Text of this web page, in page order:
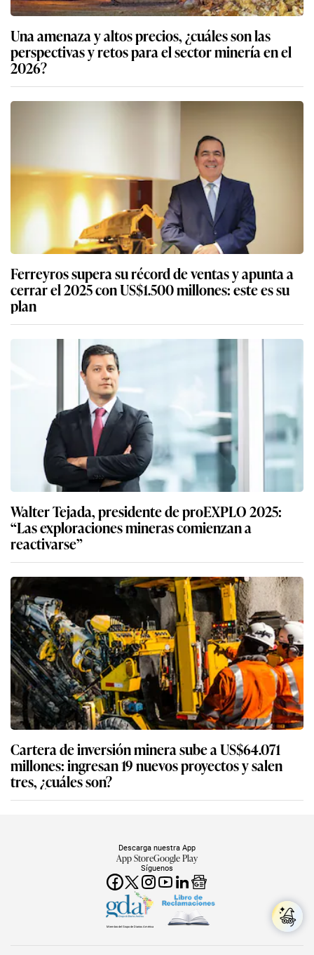
Una amenaza y altos precios, ¿cuáles son las
perspectivas y retos para el sector minería en el
2026?
Ferreyros supera su récord de ventas y apunta a
cerrar el 2025 con US$1.500 millones: este es su
plan
Walter Tejada, presidente de proEXPLO 2025:
“Las exploraciones mineras comienzan a
reactivarse”
Cartera de inversión minera sube a US$64.071
millones: ingresan 19 nuevos proyectos y salen
tres, ¿cuáles son?
Síguenos
Descarga nuestra App
App StoreGoogle Play
Miembro del Grupo de Diarios América